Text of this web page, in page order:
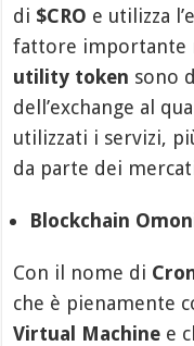
di $CRO e utilizza
fattore importante
utility token sono
dell’exchange al
utilizzati i servizi,
da parte dei
Blockchain
Con il nome di
che è pienamente
Virtual Machine e